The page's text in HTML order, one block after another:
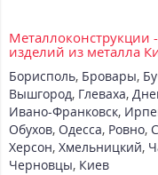
Металлоконструкции
изделий из металла
Борисполь, Бровары,
Вышгород, Глеваха,
Ивано-Франковск,
Обухов, Одесса, Ровно,
Херсон, Хмельницкий,
Черновцы, Киев